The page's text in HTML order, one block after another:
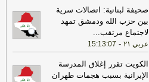
صحيفة لبنانية: اتصالات سرية
بين حزب الله ودمشق تمهد
لاجتماع مرتقب...
عربي ٢١ -
15:13:07
الكويت تقرر إغلاق المدرسة
الإيرانية بسبب هجمات طهران